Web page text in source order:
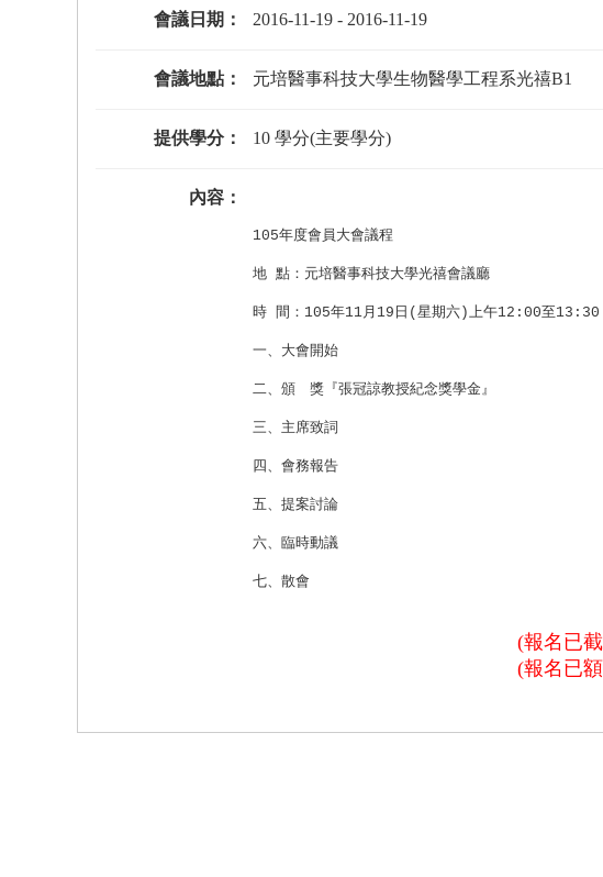
會議日期： 2016-11-19 -2016-11-19
會議地點： 元培醫事科技大學生物醫學工程系光禧B1
提供學分： 10 學分(主要學分)
內容：
105年度會員大會議程
地 點：元培醫事科技大學光禧會議廳
時 間： 105年11月 19 日 ( 星期六)上午12:00至 13:30
一、大會開始
二、頒 獎『張冠諒教授紀念獎學金』
三、主席致詞
四、會務報告
五、提案討論
六、臨時動議
七、散會
(報名已
(報名已